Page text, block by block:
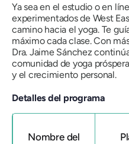
Ya sea en el estudio o en
experimentados de West
camino hacia el yoga. Te
máximo cada clase. Con
Dra. Jaime Sánchez
comunidad de yoga
y el crecimiento personal.
Detalles del programa
Nombre del